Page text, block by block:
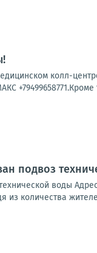
колл-
подвоз
воды
из количества